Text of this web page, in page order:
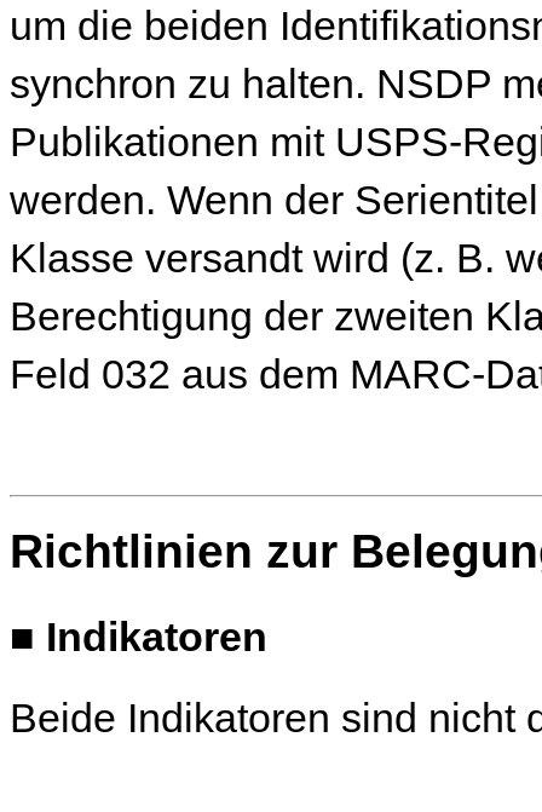
um die beiden
synchron zu halten. NSDP
Publikationen mit USPS-
werden. Wenn der
Klasse versandt wird (z. B.
Berechtigung der zweiten
Feld 032 aus dem MARC-
Richtlinien zur
■ Indikatoren
Beide Indikatoren sind nicht